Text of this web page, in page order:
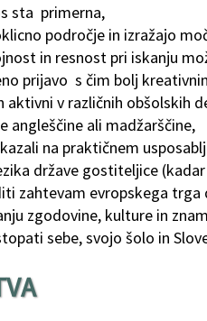
sta primerna,
področje in izražajo
in resnost pri iskanju
prijavo s čim bolj
aktivni v različnih obšolskih
angleščine ali madžarščine,
na praktičnem
države gostiteljice
zahtevam evropskega trga
zgodovine, kulture in
sebe, svojo šolo in